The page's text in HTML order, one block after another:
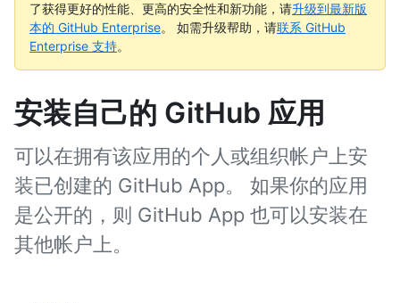
了获得更好的性能、更高的安全性和新功能，请升级到最新版
本的 GitHub Enterprise。 如需升级帮助，请联系 GitHub
Enterprise 支持。
安装自己的 GitHub 应用
可以在拥有该应用的个人或组织帐户上安
装已创建的 GitHub App。 如果你的应用
是公开的，则 GitHub App 也可以安装在
其他帐户上。